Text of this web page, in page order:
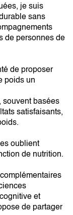
je suis
sans
de personnes de
de proposer
poids un
souvent basées
satisfaisants,
oublient
de nutrition.
et
de partager